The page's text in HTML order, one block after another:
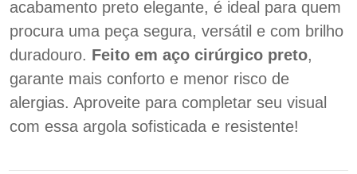
acabamento preto elegante, é ideal para quem
procura uma peça segura, versátil e com brilho
duradouro. Feito em aço cirúrgico preto,
garante mais conforto e menor risco de
alergias. Aproveite para completar seu visual
com essa argola sofisticada e resistente!